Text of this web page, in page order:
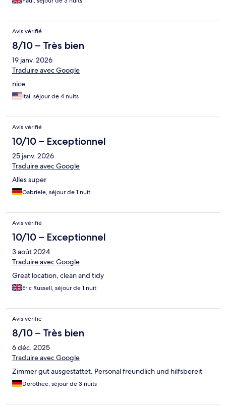
Avis vérifié
8/10 – Très bien
19 janv. 2026
Traduire avec Google
nice
Itai, séjour de 4 nuits
Avis vérifié
10/10 – Exceptionnel
25 janv. 2026
Traduire avec Google
Alles super
Gabriele, séjour de 1 nuit
Avis vérifié
10/10 – Exceptionnel
3 août 2024
Traduire avec Google
Great location, clean and tidy
Eric Russell, séjour de 1 nuit
Avis vérifié
8/10 – Très bien
6 déc. 2025
Traduire avec Google
Zimmer gut ausgestattet. Personal freundlich und hilfsbereit
Dorothee, séjour de 3 nuits